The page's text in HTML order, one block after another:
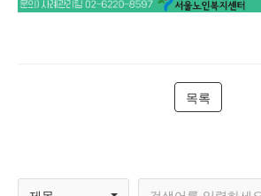
목록